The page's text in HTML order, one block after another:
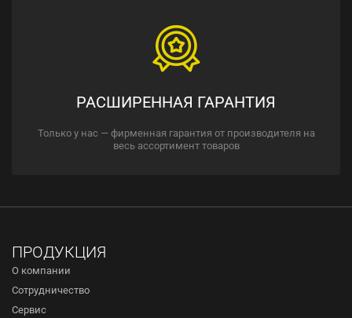
РАСШИРЕННАЯ ГАРАНТИЯ
Только у нас — фирменная гарантия от производителя на
весь ассортимент товаров
ПРОДУКЦИЯ
О компании
Сотрудничество
Сервис